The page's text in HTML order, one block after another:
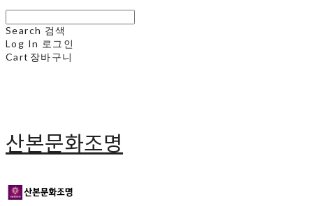
Search 검색
Log In 로그인
Cart 장바구니
산본문화조명